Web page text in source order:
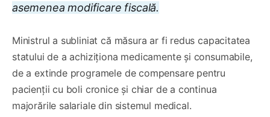
asemenea modificare fiscală.
Ministrul a subliniat că măsura ar fi redus capacitatea
statului de a achiziționa medicamente și consumabile,
de a extinde programele de compensare pentru
pacienții cu boli cronice și chiar de a continua
majorările salariale din sistemul medical.